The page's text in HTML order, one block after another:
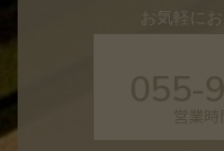
お気軽に
営業